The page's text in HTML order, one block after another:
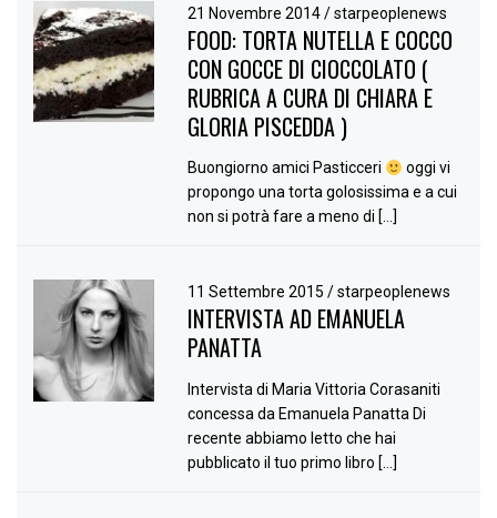
21 Novembre 2014/ starpeoplenews
FOOD: TORTA NUTELLA E COCCO
CON GOCCE DI CIOCCOLATO (
RUBRICA A CURA DI CHIARA E
GLORIA PISCEDDA )
Buongiorno amici Pasticceri
oggi vi
propongo una torta golosissima e a cui
non si potrà fare a meno di […]
11 Settembre 2015/ starpeoplenews
INTERVISTA AD EMANUELA
PANATTA
Intervista di Maria Vittoria Corasaniti
concessa da Emanuela Panatta Di
recente abbiamo letto che hai
pubblicato il tuo primo libro […]